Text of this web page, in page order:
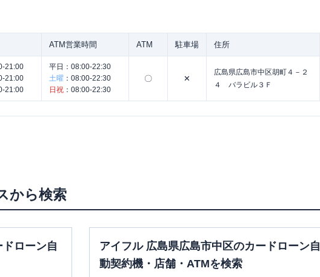
ATM営業時間 ATM 駐車場 住所
21:00
21:00
21:00
平日： 08:00-22:30
土曜 ： 08:00-22:30
日祝 ： 08:00-22:30
〇 ✕
広島県広島市中区胡町４－２
４ バラビル３Ｆ
から検索
ローン自
アイフル 広島県広島市中区のカードローン自
動契約機・店舗・ATMを検索